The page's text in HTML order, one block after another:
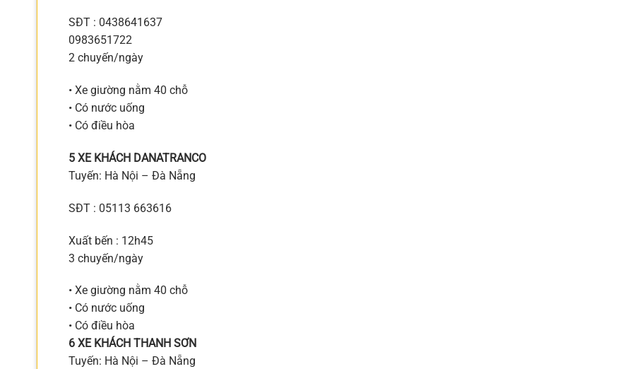
SĐT : 0438641637
0983651722
2 chuyến/ngày
• Xe giường nằm 40 chỗ
• Có nước uống
• Có điều hòa
5 XE KHÁCH DANATRANCO
Tuyến: Hà Nội – Đà Nẵng
SĐT : 05113 663616
Xuất bến : 12h45
3 chuyến/ngày
• Xe giường nằm 40 chỗ
• Có nước uống
• Có điều hòa
6 XE KHÁCH THANH SƠN
Tuyến: Hà Nội – Đà Nẵng